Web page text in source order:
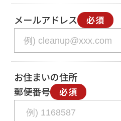
メールアドレス 必須
お住まいの住所
郵便番号
必須